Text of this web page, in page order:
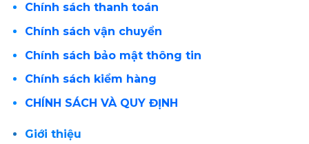
Chính sách thanh toán
Chính sách vận chuyển
Chính sách bảo mật thông tin
Chính sách kiểm hàng
CHÍNH SÁCH VÀ QUY ĐỊNH
Giới thiệu